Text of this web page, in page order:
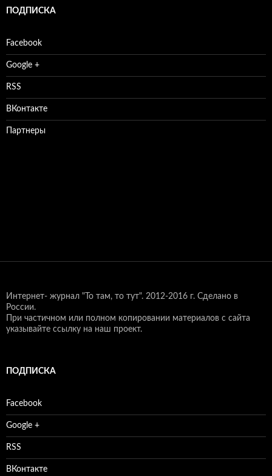
ПОДПИСКА
Facebook
Google +
RSS
ВКонтакте
Партнеры
Интернет- журнал "То там, то тут". 2012-2016 г. Сделано в
России.
При частичном или полном копировании материалов с сайта
указывайте ссылку на наш проект.
ПОДПИСКА
Facebook
Google +
RSS
ВКонтакте